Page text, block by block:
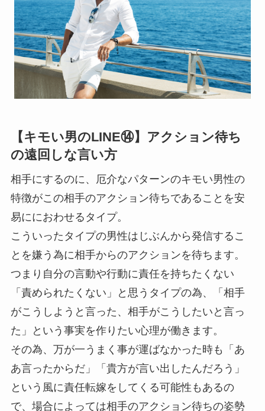
【キモい男のLINE⑭】アクション待ち
の遠回しな言い方
相手にするのに、厄介なパターンのキモい男性の
特徴がこの相手のアクション待ちであることを安
易ににおわせるタイプ。
こういったタイプの男性はじぶんから発信するこ
とを嫌う為に相手からのアクションを待ちます。
つまり自分の言動や行動に責任を持ちたくない
「責められたくない」と思うタイプの為、「相手
がこうしようと言った、相手がこうしたいと言っ
た」という事実を作りたい心理が働きます。
その為、万が一うまく事が運ばなかった時も「あ
あ言ったからだ」「貴方が言い出したんだろう」
という風に責任転嫁をしてくる可能性もあるの
で、場合によっては相手のアクション待ちの姿勢